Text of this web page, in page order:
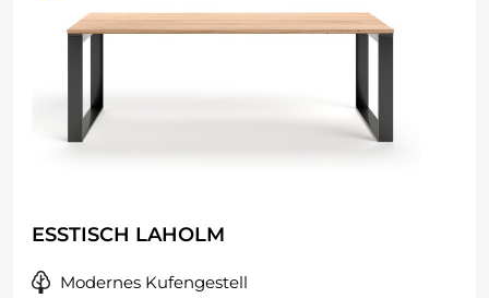
ESSTISCH LAHOLM
Modernes Kufengestell